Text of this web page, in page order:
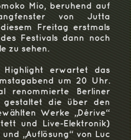
Mio, beruhend auf
von Jutta
Freitag erstmals
Festivals dann noch
zu sehen.
Highlight erwartet das
um 20 Uhr.
renommierte Berliner
gestaltet die über den
Werke „Dérive“
und Live-Elektronik)
„Auflösung“ von Luc